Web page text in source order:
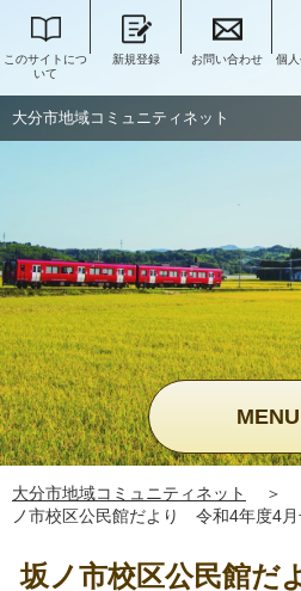
このサイトにつ
いて
新規登録 お問い合わせ
個
大分市地域コミュニティネット
MENU
大分市地域コミュニティネット ＞
ノ市校区公民館だより 令和4年度4
坂ノ市校区公民館